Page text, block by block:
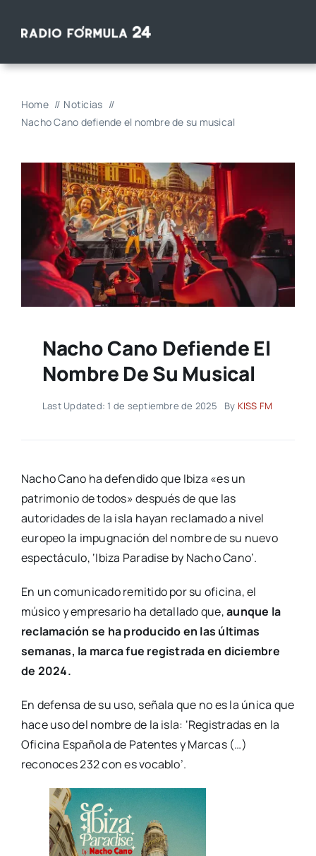
Home
Noticias
Nacho Cano defiende el nombre de su musical
Nacho Cano Defiende El
Nombre De Su Musical
Last Updated: 1 de septiembre de 2025 By KISS FM
Nacho Cano ha defendido que Ibiza «es un
patrimonio de todos» después de que las
autoridades de la isla hayan reclamado a nivel
europeo la impugnación del nombre de su nuevo
espectáculo, ‘Ibiza Paradise by Nacho Cano’.
En un comunicado remitido por su oficina, el
músico y empresario ha detallado que,aunque la
reclamación se ha producido en las últimas
semanas, la marca fue registrada en diciembre
de 2024.
En defensa de su uso, señala que no es la única que
hace uso del nombre de la isla: ‘Registradas en la
Oficina Española de Patentes y Marcas (…)
reconoces 232 con es vocablo’.